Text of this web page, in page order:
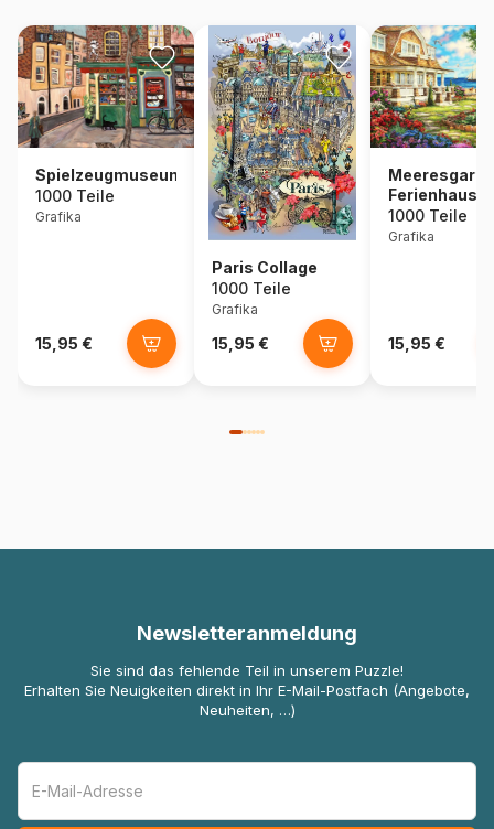
Spielzeugmuseum
1000 Teile
Grafika
15,95 €
Paris Collage
1000 Teile
Grafika
15,95 €
Ferienhaus
1000 Teile
Grafika
15,95 €
Newsletteranmeldung
Sie sind das fehlende Teil in unserem Puzzle!
Erhalten Sie Neuigkeiten direkt in Ihr E-Mail-Postfach (Angebote,
Neuheiten, …)